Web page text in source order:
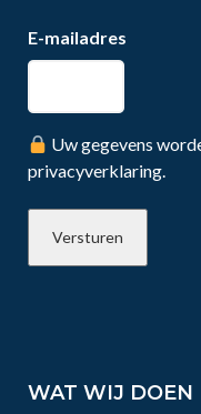
E-mailadres
Uw gegevens
privacyverklaring.
WAT WIJ DOEN